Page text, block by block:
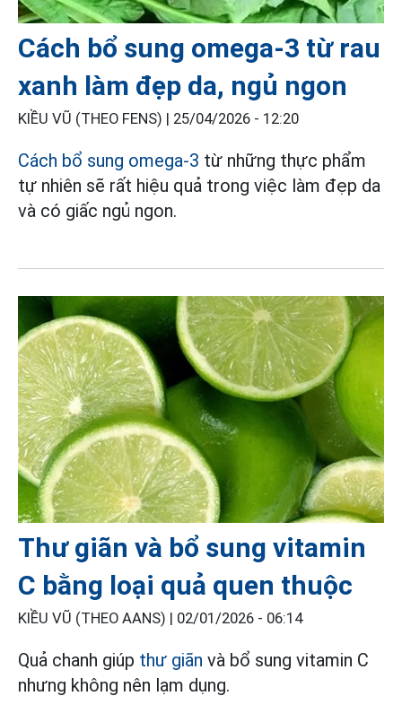
Cách bổ sung omega-3 từ rau
xanh làm đẹp da, ngủ ngon
KIỀU VŨ (THEO FENS) | 25/04/2026 - 12:20
Cách bổ sung omega-3 từ những thực phẩm
tự nhiên sẽ rất hiệu quả trong việc làm đẹp da
và có giấc ngủ ngon.
Thư giãn và bổ sung vitamin
C bằng loại quả quen thuộc
KIỀU VŨ (THEO AANS) | 02/01/2026 - 06:14
Quả chanh giúp thư giãn và bổ sung vitamin C
nhưng không nên lạm dụng.